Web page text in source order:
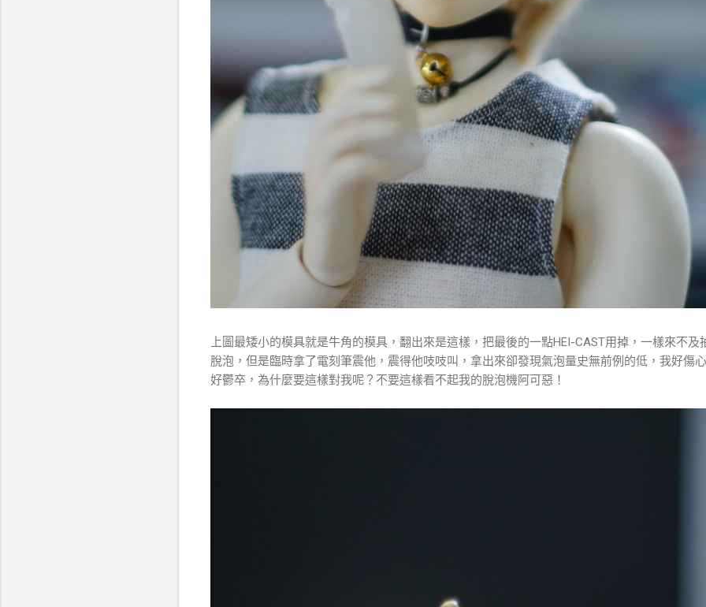
上圖最矮小的模具就是牛角的模具，翻出來是這樣，把最後的一點HEI-CAST用掉，一樣來不及
脫泡，但是臨時拿了電刻筆震他，震得他吱吱叫，拿出來卻發現氣泡量史無前例的低，我好傷
好鬱卒，為什麼要這樣對我呢？不要這樣看不起我的脫泡機阿可惡！